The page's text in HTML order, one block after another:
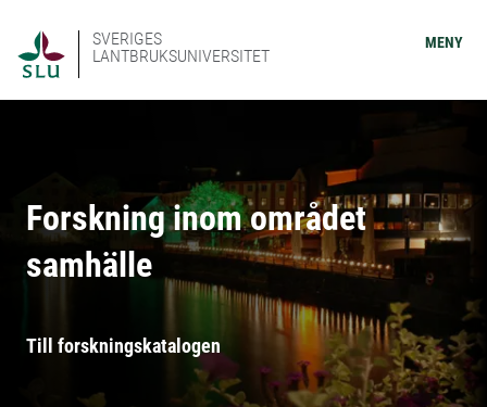
SVERIGES
LANTBRUKSUNIVERSITET
MENY
Forskning inom området
samhälle
Till forskningskatalogen